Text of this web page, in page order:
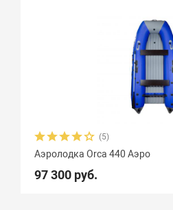
(5)
Аэролодка Orca 440 Аэро
97 300 руб.